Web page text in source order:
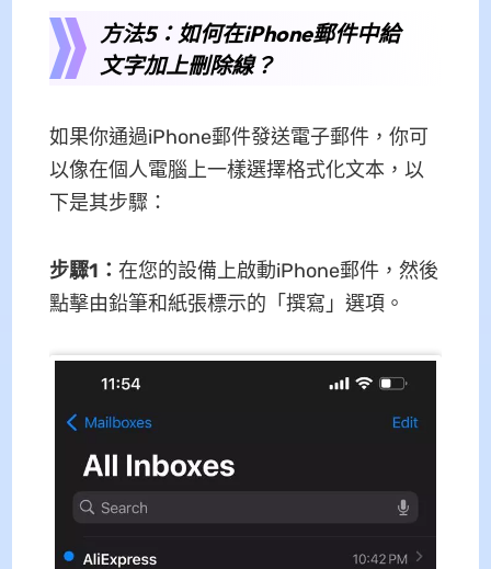
方法5：如何在iPhone郵件中給
文字加上刪除線？
如果你通過iPhone郵件發送電子郵件，你可
以像在個人電腦上一樣選擇格式化文本，以
下是其步驟：
步驟1 ： 在您的設備上啟動iPhone郵件，然後
點擊由鉛筆和紙張標示的「撰寫」選項。